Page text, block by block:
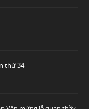
thứ 34